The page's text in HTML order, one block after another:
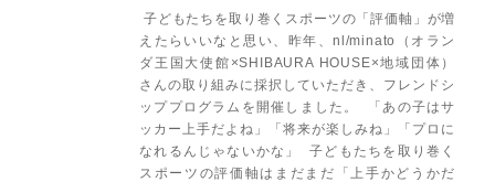
子どもたちを取り巻くスポーツの「評価軸」が増
えたらいいなと思い、昨年、nl/minato（オラン
ダ王国大使館×SHIBAURA HOUSE×地域団体）
さんの取り組みに採択していただき、フレンドシ
ッププログラムを開催しました。 「あの子はサ
ッカー上手だよね」「将来が楽しみね」「プロに
なれるんじゃないかな」 子どもたちを取り巻く
スポーツの評価軸はまだまだ「上手かどうかだ